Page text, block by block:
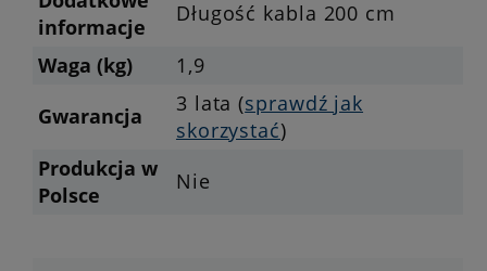
informacje
Długość kabla 200 cm
Waga (kg)
1,9
Gwarancja
3 lata (sprawdź jak
skorzystać)
Produkcja w
Polsce
Nie